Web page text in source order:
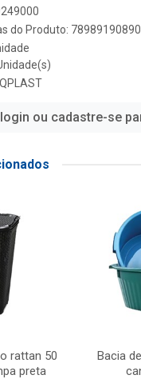
do Produto:
ou cadastre-se
rattan 50
preta
Bacia